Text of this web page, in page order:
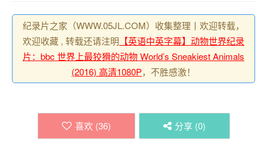
纪录片之家（WWW.05JL.COM）收集整理丨欢迎转载，
欢迎收藏 , 转载还请注明 【英语中英字幕】动物世界纪录
片：bbc 世界上最狡猾的动物 World’s Sneakiest Animals
(2016) 高清1080P，不胜感激！
喜欢 (36) 分享 (0)